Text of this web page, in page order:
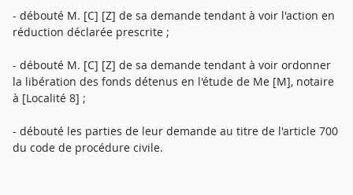
- débouté M. [C] [Z] de sa demande tendant à voir l'action en
réduction déclarée prescrite ;
- débouté M. [C] [Z] de sa demande tendant à voir ordonner
la libération des fonds détenus en l'étude de Me [M], notaire
à [Localité 8] ;
- débouté les parties de leur demande au titre de l'article 700
du code de procédure civile.